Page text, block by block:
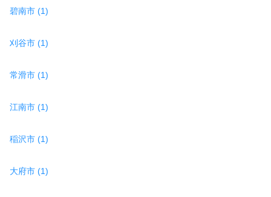
碧南市 (1)
刈谷市 (1)
常滑市 (1)
江南市 (1)
稲沢市 (1)
大府市 (1)